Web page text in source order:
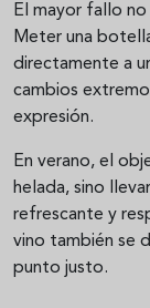
El mayor fallo no
Meter una
directamente a
cambios
expresión.
En verano, el
helada, sino
refrescante y
vino también se
punto justo.